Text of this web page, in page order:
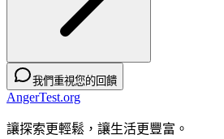
我們重視您的回饋
AngerTest.org
讓探索更輕鬆，讓生活更豐富。